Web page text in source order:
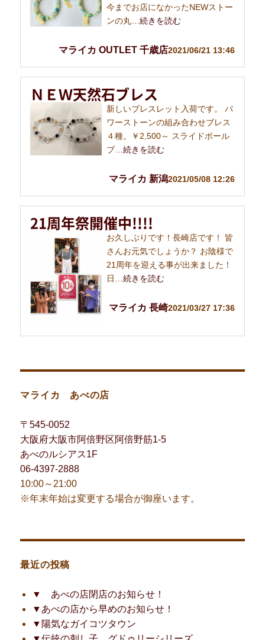
今までお店になかったNEWストー
ンの丸…続きを読む
マライカ OUTLET 千歳店2021/06/21 13:46
ＮＥＷ天然石ブレス
新しいブレスレット入荷です。 パ
ワーストーンの組み合わせブレス
４種。￥2,500～ スライドボール
ブ…続きを読む
マライカ 新潟2021/05/08 12:26
21周年祭開催中!!!!
お久しぶりです！長崎店です！ 皆
さんお元気でしょうか？ お陰様で
21周年を迎える事が出来ました！
日…続きを読む
マライカ 長崎2021/03/27 17:36
マライカ あべの店
〒545-0052
大阪府大阪市阿倍野区阿倍野筋1-5
あべのルシアス1F
06-4397-2888
10:00～21:00
※年末年始は変更する場合が御座います。
最近の投稿
▼ あべの店閉店のお知らせ！
▼あべの店から早めのお知らせ！
▼陽気なガイコツタウン